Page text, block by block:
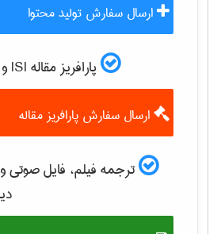
ارسال سفارش تولید محتوا
پارافریز مقاله ISI و رفع plagiarism
ارسال سفارش پارافریز مقاله
ترجمه فیلم، فایل صوتی